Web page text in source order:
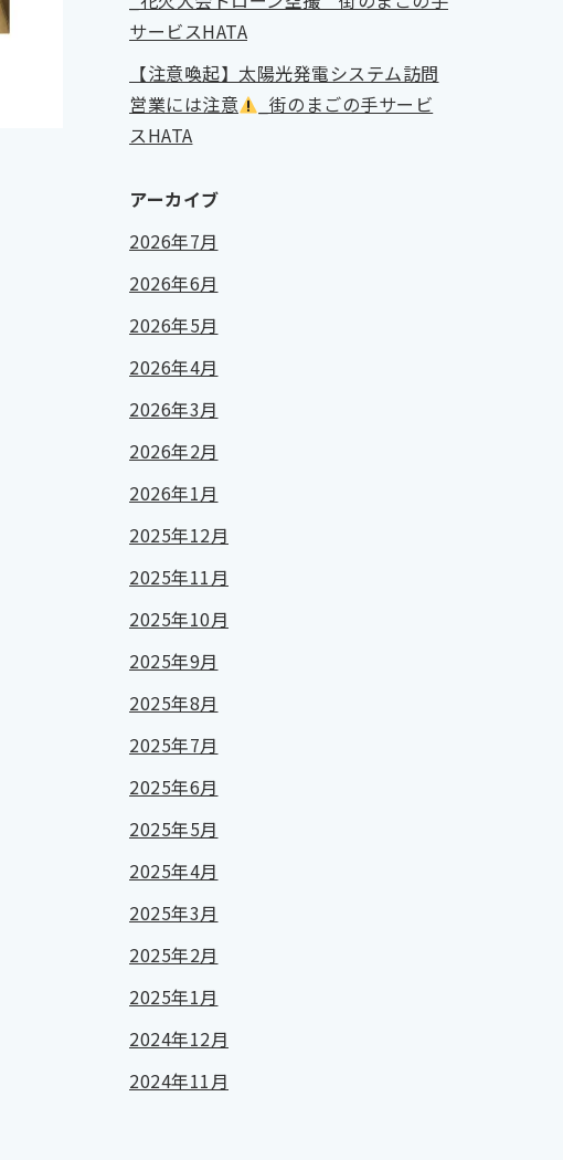
サービスHATA
【注意喚起】太陽光発電システム訪問
営業には注意
_街のまごの手サービ
スHATA
アーカイブ
2026年7月
2026年6月
2026年5月
2026年4月
2026年3月
2026年2月
2026年1月
2025年12月
2025年11月
2025年10月
2025年9月
2025年8月
2025年7月
2025年6月
2025年5月
2025年4月
2025年3月
2025年2月
2025年1月
2024年12月
2024年11月